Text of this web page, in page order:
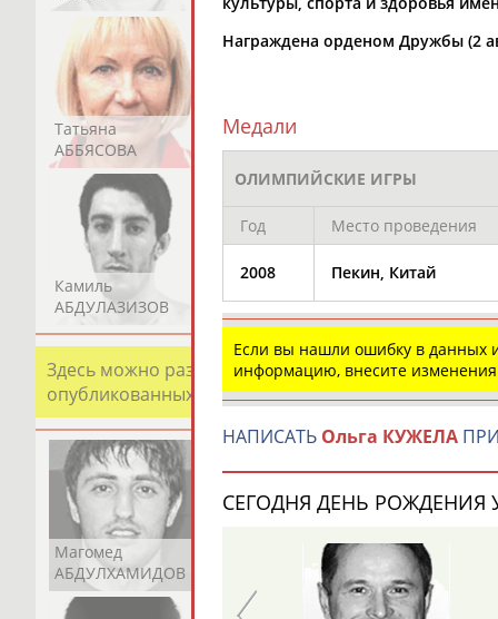
Татьяна
АББЯСОВА
Акжана
АБДИКАРИМОВА
АБДРАХМАНОВ
Камиль
АБДУЛАЗИЗОВ
Загалав
АБДУЛБЕКОВ
Камалудин
АБДУЛДАУДОВ
Здесь можно разместить информацию о хорошо
опубликованных записях. Страна должна знать
Магомед
АБДУЛХАМИДОВ
АБДУРАХМАНОВ
Адлан
АБДУРАШИДОВ
Награждена орденом Дружбы (2
Медали
ОЛИМПИЙСКИЕ ИГРЫ
Год Место проведения
2008 Пекин, Китай
Если вы нашли ошибку в данных
информацию, внесите изменения
НАПИСАТЬ Ольга КУЖЕЛА
СЕГОДНЯ ДЕНЬ РОЖДЕНИЯ